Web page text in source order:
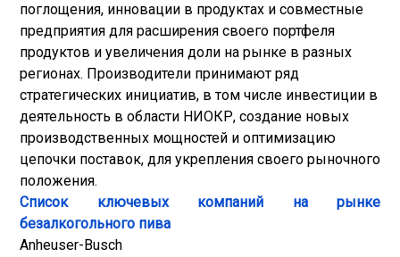
поглощения, инновации в продуктах и ​​совместные
предприятия для расширения своего портфеля
продуктов и увеличения доли на рынке в разных
регионах. Производители принимают ряд
стратегических инициатив, в том числе инвестиции в
деятельность в области НИОКР, создание новых
производственных мощностей и оптимизацию
цепочки поставок, для укрепления своего рыночного
положения.
Список ключевых компаний на рынке
безалкогольного пива
Anheuser-Busch